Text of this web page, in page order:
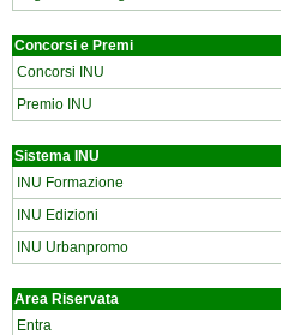
Concorsi e Premi
Concorsi INU
Premio INU
Sistema INU
INU Formazione
INU Edizioni
INU Urbanpromo
Area Riservata
Entra